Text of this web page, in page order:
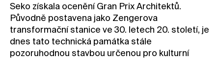
Seko získala ocenění Gran Prix Architektů.
Původně postavena jako Zengerova
transformační stanice ve 30. letech 20. století, je
dnes tato technická památka stále
pozoruhodnou stavbou určenou pro kulturní